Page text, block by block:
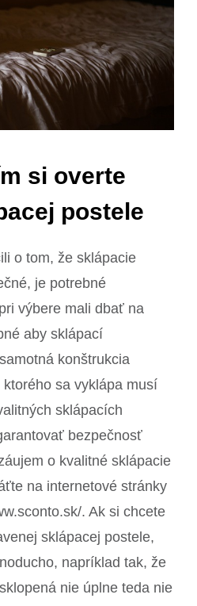
si overte
postele
o tom, že sklápacie
je potrebné
výbere mali dbať na
aby sklápací
konštrukcia
sa vyklápa musí
sklápacích
bezpečnosť
o kvalitné sklápacie
na internetové stránky
. Ak si chcete
sklápacej postele,
napríklad tak, že
nie úplne teda nie